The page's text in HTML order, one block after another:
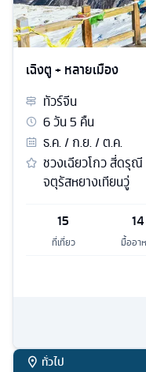
เฉิงตู + หลายเมือง
ทัวร์จีน
6วัน5 คืน
ธ.ค. / ก.ย. / ต.ค.
ชวงเฉียวโกว สี่ดรุ
จตุรัสหยางเทียนวู่
15
ที่เที่ยว
14
มื้ออา
ทั่วไป